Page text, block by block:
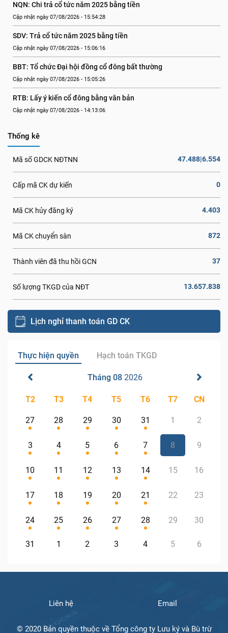
NQN: Chi trả cổ tức năm 2025 bằng tiền
Cập nhật ngày 07/08/2026 - 15:54:28
SDV: Trả cổ tức năm 2025 bằng tiền
Cập nhật ngày 07/08/2026 - 15:06:16
BBT: Tổ chức Đại hội đồng cổ đông bất thường
Cập nhật ngày 07/08/2026 - 15:05:26
RTB: Lấy ý kiến cổ đông bằng văn bản
Cập nhật ngày 07/08/2026 - 14:13:06
Thống kê
Mã số GDCK NĐTNN 47.488|6.554
Cấp mã CK dự kiến 0
Mã CK hủy đăng ký 4.403
Mã CK chuyển sàn 872
Thành viên đã thu hồi GCN 37
Số lượng TKGD của NĐT 13.657.838
Lịch nghỉ thanh toán GD CK
Thực hiện quyền Hạch toán TKGD
Tháng 08 2026
T2 T3 T4 T5 T6 T7 CN
27 28 29 30 31 1 2
3 4 5 6 7 8 9
10 11 12 13 14 15 16
17 18 19 20 21 22 23
24 25 26 27 28 29 30
31 1 2 3 4 5 6
Liên hệ Email
© 2020 Bản quyền thuộc về Tổng công ty Lưu ký và Bù trừ